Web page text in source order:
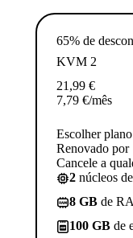
65% de
KVM 2
21,99 €
7,79 €/mês
Escolher plano
Renovado por
Cancele a
2 núcleos
8 GB de
100 GB de